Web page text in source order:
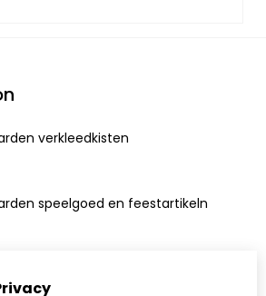
verkleedkisten
speelgoed en feestartikeln